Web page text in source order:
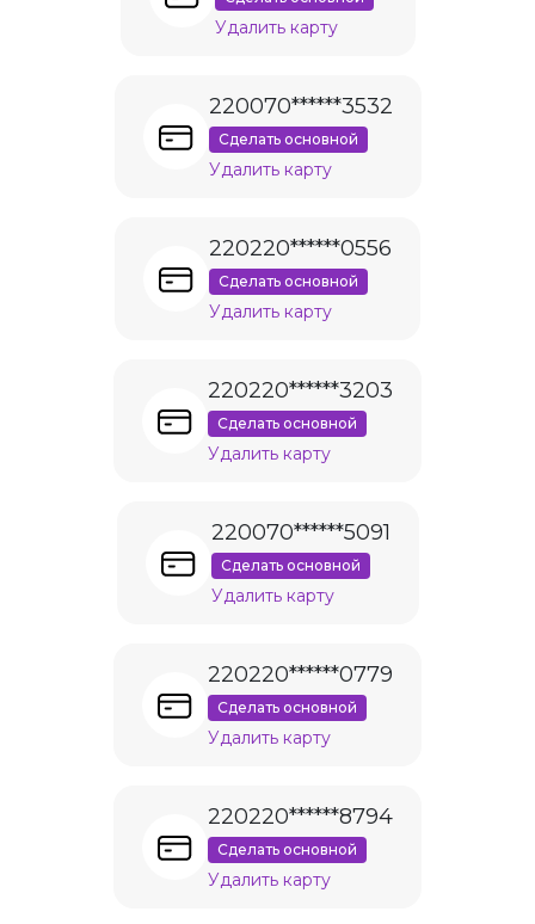
Удалить карту
220070******3532
Сделать основной
Удалить карту
220220******0556
Сделать основной
Удалить карту
220220******3203
Сделать основной
Удалить карту
220070******5091
Сделать основной
Удалить карту
220220******0779
Сделать основной
Удалить карту
220220******8794
Сделать основной
Удалить карту